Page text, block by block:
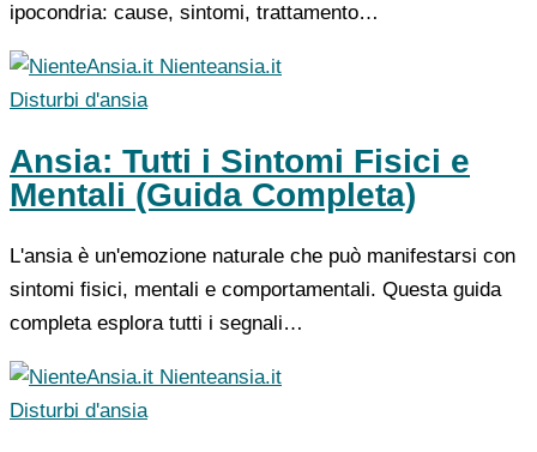
ipocondria: cause, sintomi, trattamento…
Nienteansia.it
Disturbi d'ansia
Ansia: Tutti i Sintomi Fisici e
Mentali (Guida Completa)
L'ansia è un'emozione naturale che può manifestarsi con
sintomi fisici, mentali e comportamentali. Questa guida
completa esplora tutti i segnali…
Nienteansia.it
Disturbi d'ansia